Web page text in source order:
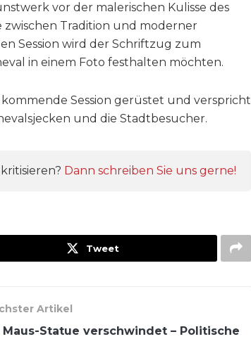
vor der malerischen Kulisse des
Tradition und moderner
Session wird der Schriftzug zum
in einem Foto festhalten möchten.
Session gerüstet und verspricht
und die Stadtbesucher.
Dann schreiben Sie uns gerne!
Tweet
Artikel
Maus-Statue verschwindet – Politische